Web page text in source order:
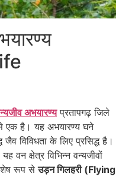
अभयारण्यप्रतापगढ़ जिले
एक है। यह अभयारण्य घने
विविधता के लिए प्रसिद्ध है।
वन क्षेत्र विभिन्न वन्यजीवों
रूप सेउड़न गिलहरी (Flying